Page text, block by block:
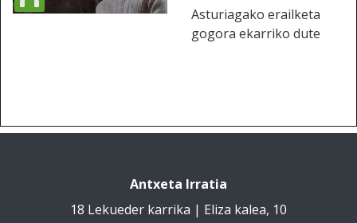
Asturiagako erailketa
gogora ekarriko dute
Antxeta Irratia
18 Lekueder karrika | Eliza kalea, 10